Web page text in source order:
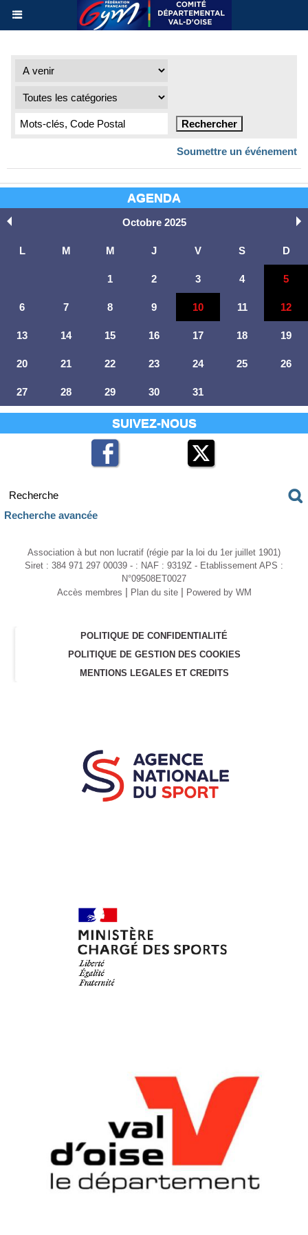
AGENDA
Octobre 2025
L M M J V S D
1 2 3 4 5
6 7 8 9 10 11 12
13 14 15 16 17 18 19
20 21 22 23 24 25 26
27 28 29 30 31
SUIVEZ-NOUS
Recherche avancée
Soumettre un événement
Association à but non lucratif (régie par la loi du 1er juillet 1901)
Siret : 384 971 297 00039 - : NAF : 9319Z - Etablissement APS :
N°09508ET0027
Accès membres | Plan du site | Powered by WM
POLITIQUE DE CONFIDENTIALITÉ
POLITIQUE DE GESTION DES COOKIES
MENTIONS LEGALES ET CREDITS